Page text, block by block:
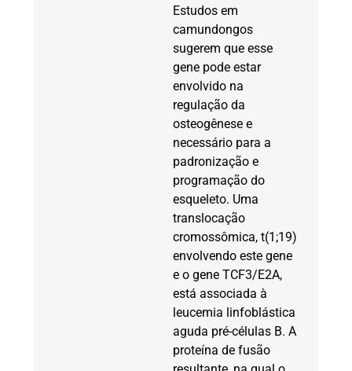
Estudos em
camundongos
sugerem que esse
gene pode estar
envolvido na
regulação da
osteogênese e
necessário para a
padronização e
programação do
esqueleto. Uma
translocação
cromossômica, t(1;19)
envolvendo este gene
e o gene TCF3/E2A,
está associada à
leucemia linfoblástica
aguda pré-células B. A
proteína de fusão